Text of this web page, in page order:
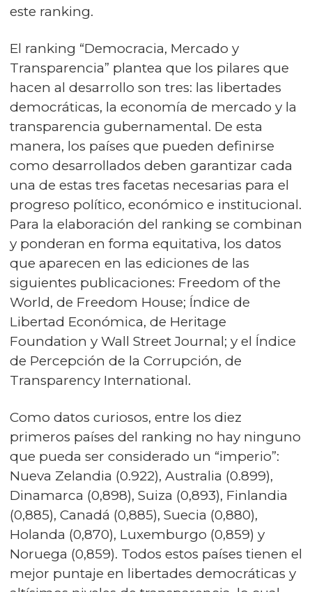
este ranking.
El ranking “Democracia, Mercado y
Transparencia” plantea que los pilares que
hacen al desarrollo son tres: las libertades
democráticas, la economía de mercado y la
transparencia gubernamental. De esta
manera, los países que pueden definirse
como desarrollados deben garantizar cada
una de estas tres facetas necesarias para el
progreso político, económico e institucional.
Para la elaboración del ranking se combinan
y ponderan en forma equitativa, los datos
que aparecen en las ediciones de las
siguientes publicaciones: Freedom of the
World, de Freedom House; Índice de
Libertad Económica, de Heritage
Foundation y Wall Street Journal; y el Índice
de Percepción de la Corrupción, de
Transparency International.
Como datos curiosos, entre los diez
primeros países del ranking no hay ninguno
que pueda ser considerado un “imperio”:
Nueva Zelandia (0.922), Australia (0.899),
Dinamarca (0,898), Suiza (0,893), Finlandia
(0,885), Canadá (0,885), Suecia (0,880),
Holanda (0,870), Luxemburgo (0,859) y
Noruega (0,859). Todos estos países tienen el
mejor puntaje en libertades democráticas y